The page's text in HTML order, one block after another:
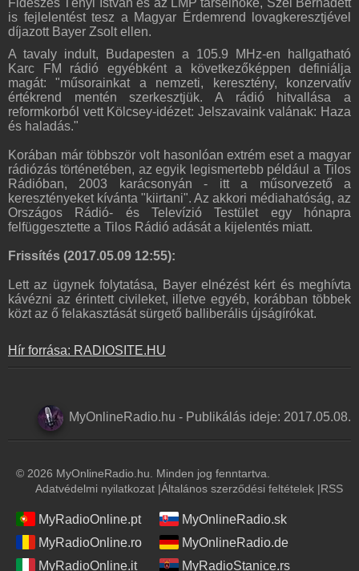
Fideszes Tényi István és az LMP társelnöke, Szél Bernadett
is fejlelentést tesz a Magyar Érdemrend lovagkeresztjével
díjazott Bayer Zsolt ellen.
A tavaly indult, Budapesten a 105.9 MHz-en hallgatható
Karc FM rádió egyébként a következőképpen definiálja
magát: "műsorainkat a nemzeti, keresztény, konzervatív
értékrend mentén szerkesztjük. A rádió hitvallása a
reformkorból vett Kölcsey-idézet: Jelszavaink valának: Haza
és haladás."
Korában már többször volt hasonlóan extrém eset a magyar
rádiózás történetében, az egyik legismertebb például a Tilos
Rádióban, 2003 karácsonyán - itt a műsorvezető a
keresztényeket kívánta "kiirtani". Az akkori médiahatóság, az
Országos Rádió- és Televízió Testület egy hónapra
felfüggesztette a Tilos Rádió adását a kijelentés miatt.
Frissítés (2017.05.09 12:55):
Lett az ügynek folytatása, Bayer elnézést kért és meghívta
kávézni az érintett civileket, illetve egyéb, korábban többek
közt az ő felakasztását sürgető balliberális újságírókat.
Hír forrása: RADIOSITE.HU
MyOnlineRadio.hu - Publikálás ideje: 2017.05.08.
© 2026 MyOnlineRadio.hu. Minden jog fenntartva.
Adatvédelmi nyilatkozat |Általános szerződési feltételek |RSS
MyRadioOnline.pt
MyOnlineRadio.sk
MyRadioOnline.ro
MyOnlineRadio.de
MyRadioOnline.it
MyRadioStanice.rs